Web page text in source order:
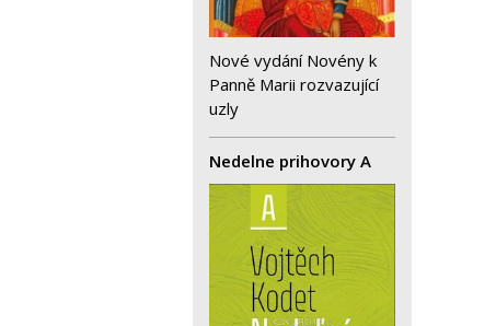
Nové vydání Novény k
Panně Marii rozvazující
uzly
Nedelne prihovory A